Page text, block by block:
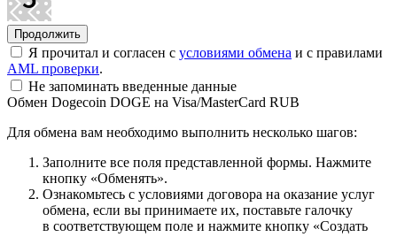
Я прочитал и согласен с условиями обмена и с правилами
AML проверки.
Не запоминать введенные данные
Обмен Dogecoin DOGE на Visa/MasterCard RUB
Для обмена вам необходимо выполнить несколько шагов:
Заполните все поля представленной формы. Нажмите
кнопку «Обменять».
Ознакомьтесь с условиями договора на оказание услуг
обмена, если вы принимаете их, поставьте галочку
в соответствующем поле и нажмите кнопку «Создать